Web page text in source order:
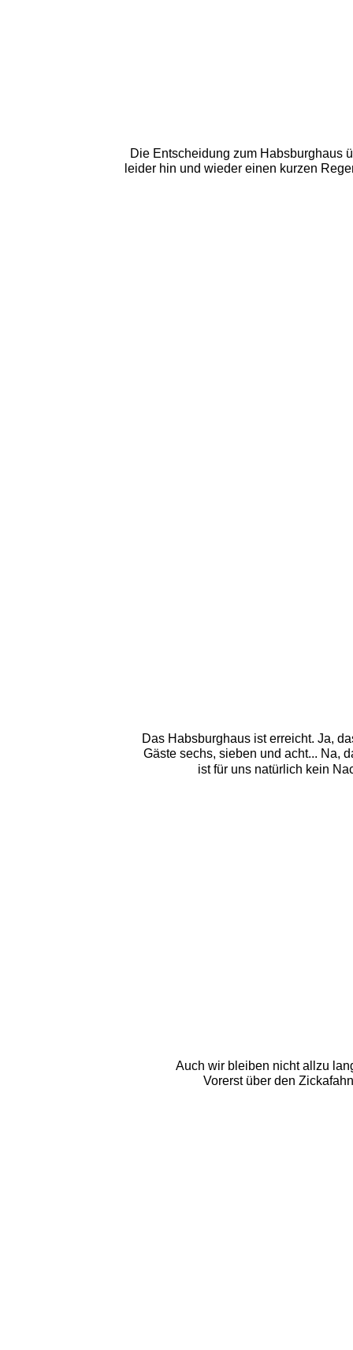
Die Entscheidung zum Habsburghaus
leider hin und wieder einen kurzen
Das Habsburghaus ist erreicht. Ja,
Gäste sechs, sieben und acht... Na,
ist für uns natürlich kein
Auch wir bleiben nicht allzu
Vorerst über den